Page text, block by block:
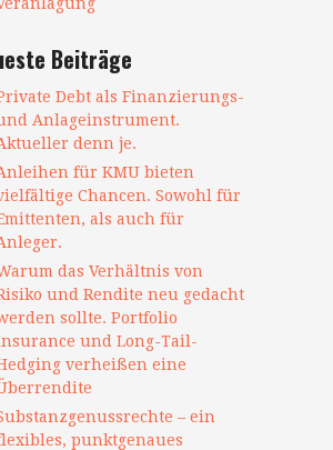
Beiträge
Debt als Finanzierungs-
Anlageinstrument.
denn je.
für KMU bieten
Chancen. Sowohl für
als auch für
das Verhältnis von
und Rendite neu gedacht
sollte. Portfolio
und Long-Tail-
verheißen eine
– ein
punktgenaues